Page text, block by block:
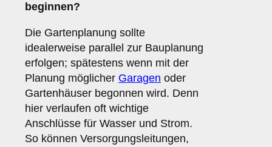
beginnen?
Die Gartenplanung sollte
idealerweise parallel zur Bauplanung
erfolgen; spätestens wenn mit der
Planung möglicher Garagen oder
Gartenhäuser begonnen wird. Denn
hier verlaufen oft wichtige
Anschlüsse für Wasser und Strom.
So können Versorgungsleitungen,